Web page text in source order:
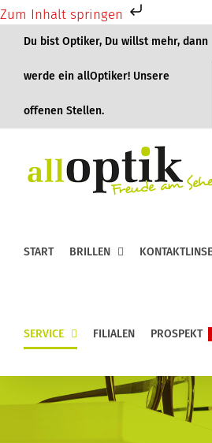
Zum Inhalt springen
Zum
springen
Du bist Optiker, Du willst mehr, dann
werde ein allOptiker! Unsere
offenen Stellen.
START BRILLEN
SERVICE FILIALEN PROSPEKT